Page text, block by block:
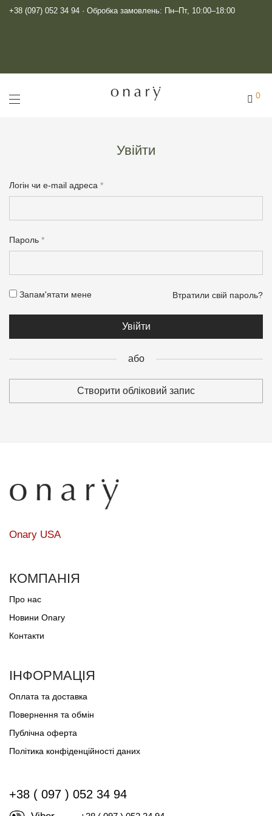
+38 (097) 052 34 94 · Обробка замовлень: Пн–Пт, 10:00–18:00
0
Увійти
Логін чи e-mail адреса *
Пароль *
Запам'ятати мене Втратили свій пароль?
Увійти
або
Створити обліковий запис
Логін
E-mail адреса
Пароль*
Ваші особисті дані будуть використовуватися для обробки
цілей, описаних в нашійполітика конфіденційності
Onary USA
КОМПАНІЯ
Про нас
Новини Onary
Контакти
ІНФОРМАЦІЯ
Оплата та доставка
Повернення та обмін
Публічна оферта
Політика конфіденційності даних
+38 ( 097 ) 052 34 94